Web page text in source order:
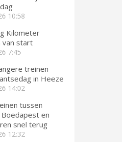
10:58
Kilometer
van start
7:45
treinen
in Heeze
14:02
tussen
en
snel terug
12:32